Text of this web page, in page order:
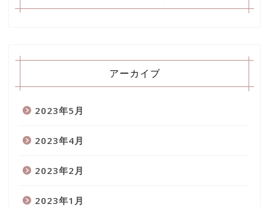
アーカイブ
2023年5月
2023年4月
2023年2月
2023年1月